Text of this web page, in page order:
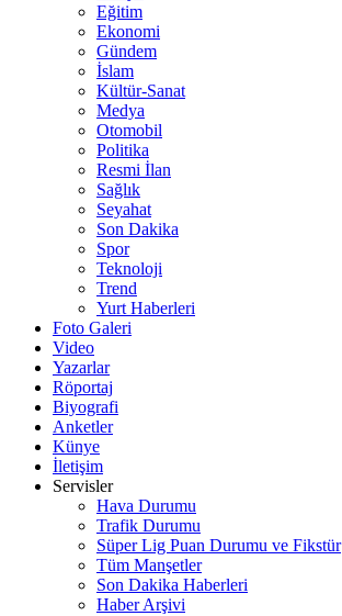
Eğitim
Ekonomi
Gündem
İslam
Kültür-Sanat
Medya
Otomobil
Politika
Resmi İlan
Sağlık
Seyahat
Son Dakika
Spor
Teknoloji
Trend
Yurt Haberleri
Foto Galeri
Video
Yazarlar
Röportaj
Biyografi
Anketler
Künye
İletişim
Servisler
Hava Durumu
Trafik Durumu
Süper Lig Puan Durumu ve Fikstür
Tüm Manşetler
Son Dakika Haberleri
Haber Arşivi